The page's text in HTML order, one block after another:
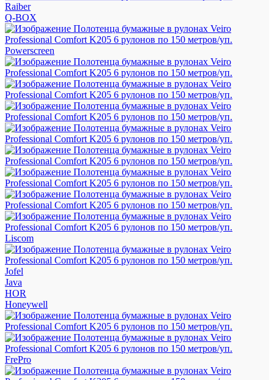
Raiber
Q-BOX
Powerscreen
Liscom
Jofel
Java
HOR
Honeywell
FrePro